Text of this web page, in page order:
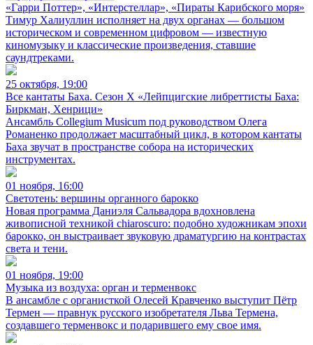
«Гарри Поттер», «Интерстеллар», «Пираты Карибского моря»
Тимур Халиуллин исполняет на двух органах — большом
историческом и современном цифровом — известную
киномузыку и классические произведения, ставшие
саундтреками.
25 октября, 19:00
Все кантаты Баха. Сезон X «Лейпцигские либреттисты Баха:
Биркман, Хенрици»
Ансамбль Collegium Musicum под руководством Олега
Романенко продолжает масштабный цикл, в котором кантаты
Баха звучат в пространстве собора на исторических
инструментах.
01 ноября, 16:00
Светотень: вершины органного барокко
Новая программа Даниэля Сальвадора вдохновлена
живописной техникой chiaroscuro: подобно художникам эпохи
барокко, он выстраивает звуковую драматургию на контрастах
света и тени.
01 ноября, 19:00
Музыка из воздуха: орган и терменвокс
В ансамбле с органисткой Олесей Кравченко выступит Пётр
Термен — правнук русского изобретателя Льва Термена,
создавшего терменвокс и подарившего ему свое имя.